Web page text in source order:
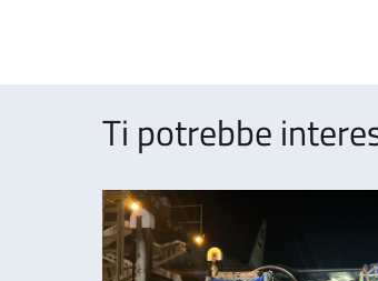
Ti potrebbe